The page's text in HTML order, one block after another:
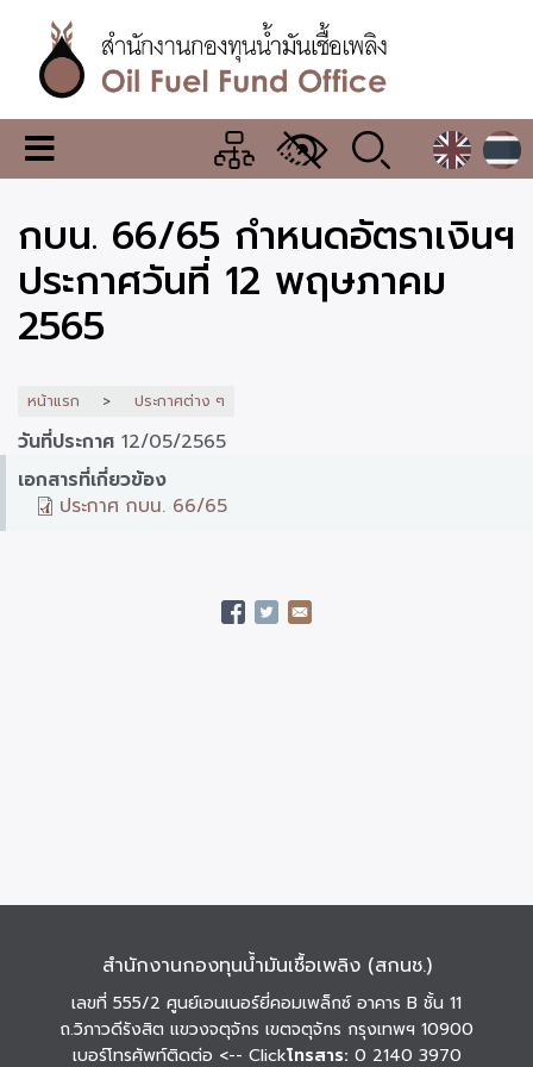
เนื้อหา
หลักสำนักงาน
กองทุน
น้ำมัน
เชื้อ
เพลิง
เมนู
เปลี่ยน
แสดง
ผล
กบน. 66/65 กำหนดอัตราเงินฯ
ประกาศวันที่ 12 พฤษภาคม
2565
หน้าแรก ประกาศต่าง ๆ
วันที่ประกาศ 12/05/2565
เอกสารที่เกี่ยวข้อง
ประกาศ กบน. 66/65
สำนักงานกองทุนน้ำมันเชื้อเพลิง (สกนช.)
เลขที่ 555/2 ศูนย์เอนเนอร์ยี่คอมเพล็กซ์ อาคาร B ชั้น 11
ถ.วิภาวดีรังสิต แขวงจตุจักร เขตจตุจักร กรุงเทพฯ 10900
เบอร์โทรศัพท์ติดต่อ <-- Clickโทรสาร: 0 2140 3970